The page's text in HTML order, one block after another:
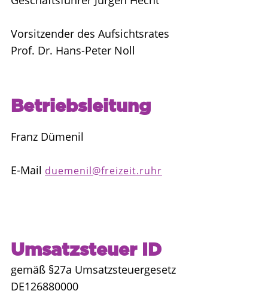
Vorsitzender des Aufsichtsrates
Prof. Dr. Hans-Peter Noll
Betriebsleitung
Franz Dümenil
E-Mail duemenil@freizeit.ruhr
Umsatzsteuer ID
gemäß §27a Umsatzsteuergesetz
DE126880000